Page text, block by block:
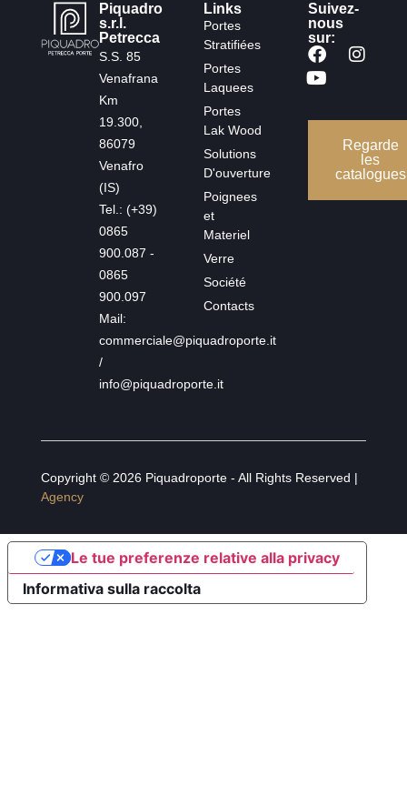
Piquadro
s.r.l.
Petrecca
S.S. 85
Venafrana
Km
19.300,
86079
Venafro
(IS)
Tel.: (+39)
0865
900.087 -
0865
900.097
Mail:
commerciale@piquadroporte.it
/
info@piquadroporte.it
Links
Portes
Stratifiées
Portes
Laquees
Portes
Lak Wood
Solutions
D'ouverture
Poignees
et
Materiel
Verre
Société
Contacts
Suivez-
nous
sur:
Regarde
les
catalogues
Copyright © 2026 Piquadroporte - All Rights Reserved |
Agency
Informativa sulla raccolta
Le tue preferenze relative alla privacy